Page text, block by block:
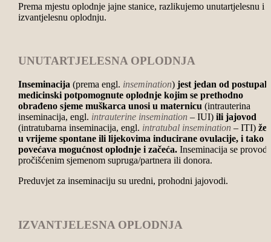
Prema mjestu oplodnje jajne stanice, razlikujemo unutartjelesnu i
izvantjelesnu oplodnju.
UNUTARTJELESNA OPLODNJA
Inseminacija (prema engl. insemination)jest jedan od
medicinski potpomognute oplodnje kojim se prethodno
obrađeno sjeme muškarca unosi u maternicu (intrauterina
inseminacija, engl. intrauterine insemination – IUI) ili jajovod
(intratubarna inseminacija, engl. intratubal insemination – ITI)
u vrijeme spontane ili lijekovima inducirane ovulacije, i tako
povećava mogućnost oplodnje i začeća.Inseminacija se provodi
pročišćenim sjemenom supruga/partnera ili donora.
Preduvjet za inseminaciju su uredni, prohodni jajovodi.
IZVANTJELESNA OPLODNJA